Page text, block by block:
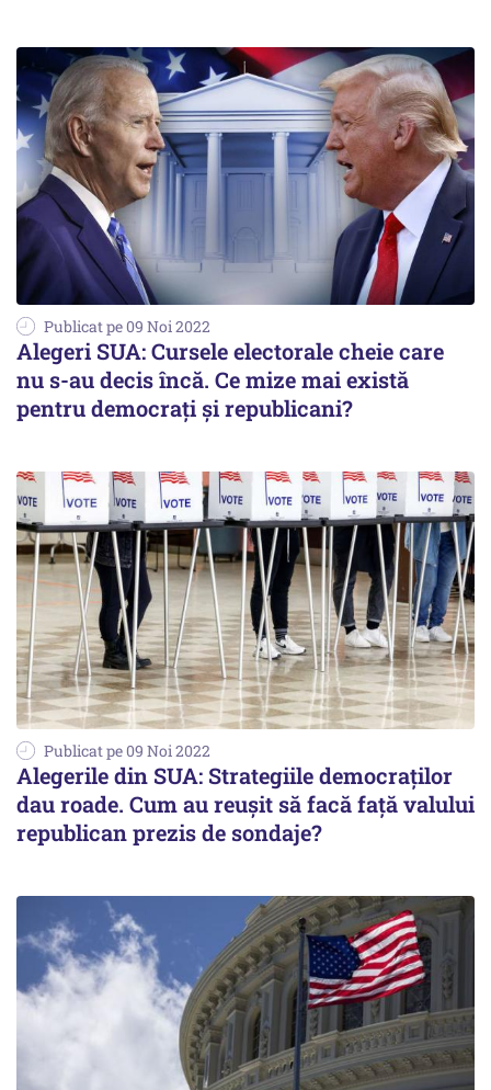
Publicat pe 09 Noi 2022
Alegeri SUA: Cursele electorale cheie care
nu s-au decis încă. Ce mize mai există
pentru democrați și republicani?
Publicat pe 09 Noi 2022
Alegerile din SUA: Strategiile democraților
dau roade. Cum au reușit să facă față valului
republican prezis de sondaje?